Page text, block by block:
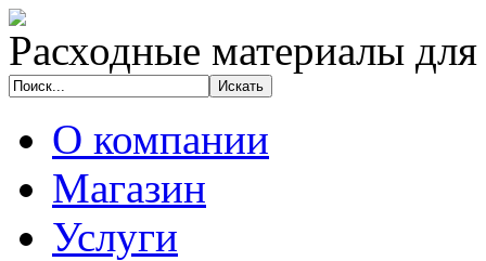
Расходные материалы
О компании
Магазин
Услуги